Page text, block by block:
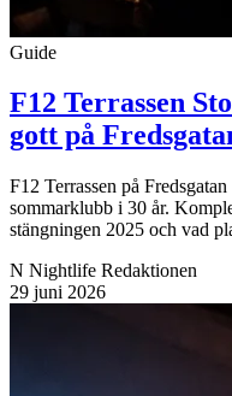
Guide
F12 Terrassen
gott på
F12 Terrassen på
sommarklubb i 30 år.
stängningen 2025 och vad
N Nightlife Redaktionen
29 juni 2026